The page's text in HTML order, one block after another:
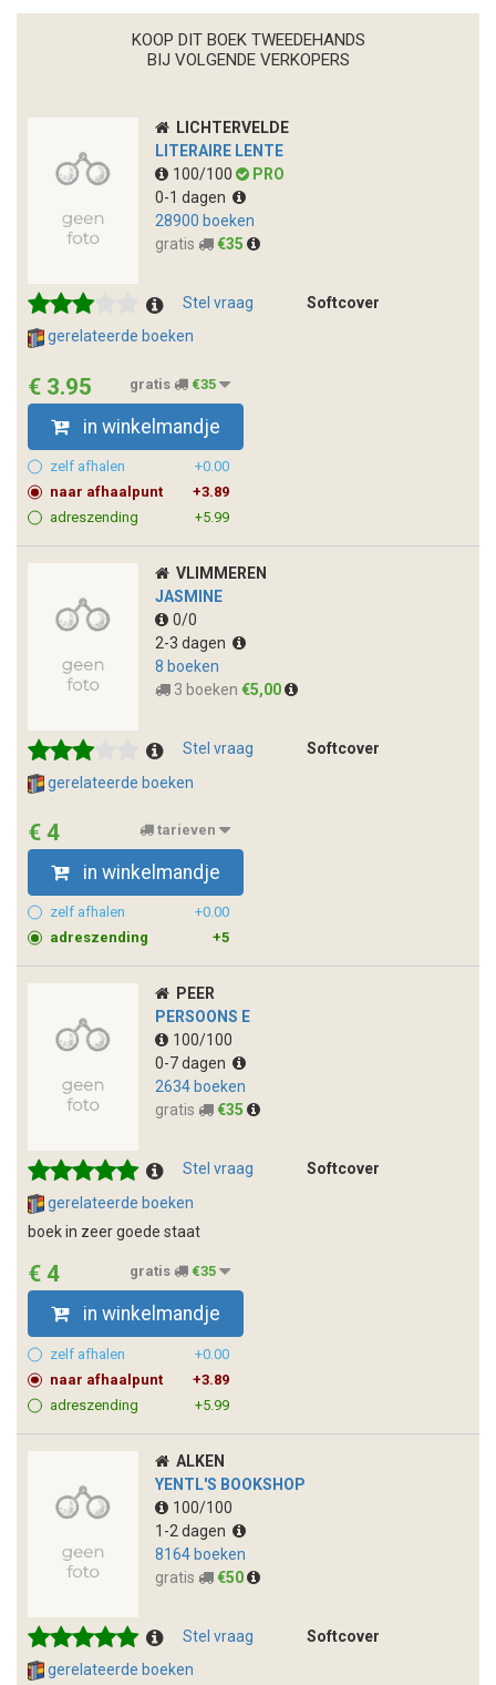
KOOP DIT BOEK TWEEDEHANDS
BIJ VOLGENDE VERKOPERS
LICHTERVELDE
LITERAIRE LENTE
100/100
PRO
0-1 dagen
28900 boeken
gratis
€35
Stel vraag
Softcover
gerelateerde boeken
€ 3.95 gratis €35
in winkelmandje
zelf afhalen
+0.00
naar afhaalpunt
+3.89
adreszending
+5.99
VLIMMEREN
JASMINE
0/0
2-3 dagen
8 boeken
3 boeken €5,00
Stel vraag
Softcover
gerelateerde boeken
€ 4 tarieven
in winkelmandje
zelf afhalen
+0.00
adreszending
+5
PEER
PERSOONS E
100/100
0-7 dagen
2634 boeken
gratis
€35
Stel vraag
Softcover
gerelateerde boeken
boek in zeer goede staat
€ 4 gratis €35
in winkelmandje
zelf afhalen
+0.00
naar afhaalpunt
+3.89
adreszending
+5.99
ALKEN
YENTL'S BOOKSHOP
100/100
1-2 dagen
8164 boeken
gratis
€50
Stel vraag
Softcover
gerelateerde boeken